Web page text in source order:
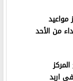
من الأحد
اربد